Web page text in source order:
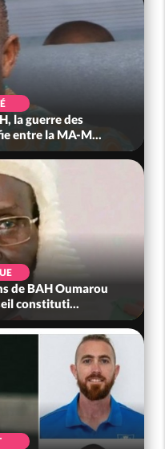
la guerre des
entre la MA-M...
de BAH Oumarou
constituti...